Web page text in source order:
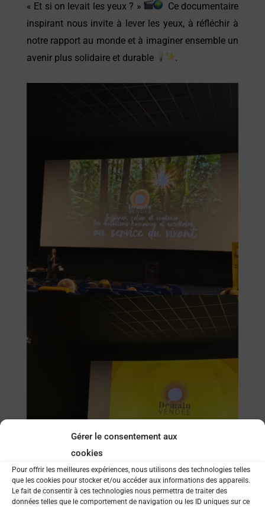
Gérer le consentement aux
cookies
Pour offrir les meilleures expériences, nous utilisons des technologies telles
que les cookies pour stocker et/ou accéder aux informations des appareils.
Le fait de consentir à ces technologies nous permettra de traiter des
données telles que le comportement de navigation ou les ID uniques sur ce
« Et si on levait les yeux ? »
Ce documentaire
inspirant nous invite à lever les yeux, à réfléchir à
notre rapport au monde et à imaginer ensemble un
avenir plus solidaire et durable
.